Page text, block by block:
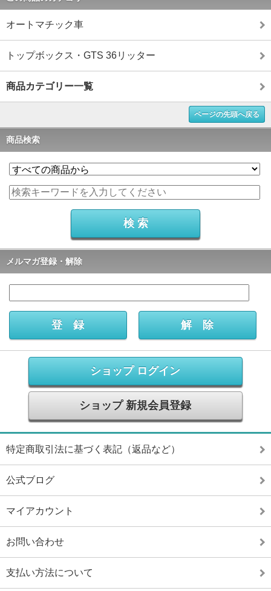
オートマチック車
トップボックス・GTS 36リッター
商品カテゴリー一覧
ページの先頭へ戻る
商品検索
メルマガ登録・解除
ショップ ログイン
ショップ 新規会員登録
特定商取引法に基づく表記（返品など）
公式ブログ
マイアカウント
お問い合わせ
支払い方法について